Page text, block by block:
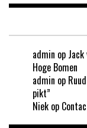
admin op
Hoge Bomen
admin op
pikt”
Niek op